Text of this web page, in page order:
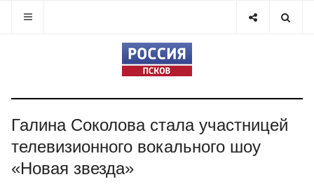
Галина Соколова стала участницей
телевизионного вокального шоу
«Новая звезда»